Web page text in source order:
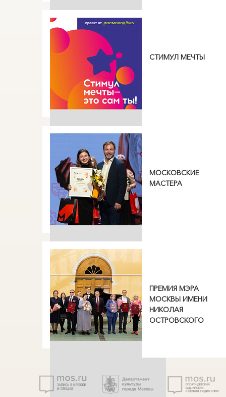
СТИМУЛ МЕЧТЫ
МОСКОВСКИЕ
МАСТЕРА
ПРЕМИЯ МЭРА
МОСКВЫ ИМЕНИ
НИКОЛАЯ
ОСТРОВСКОГО